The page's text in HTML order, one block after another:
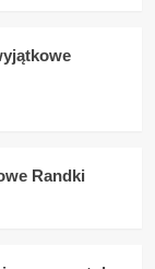
Randki